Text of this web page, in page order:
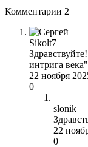
Комментарии 2
Sikolt7
интрига
22 ноября
0
slonik
22
0